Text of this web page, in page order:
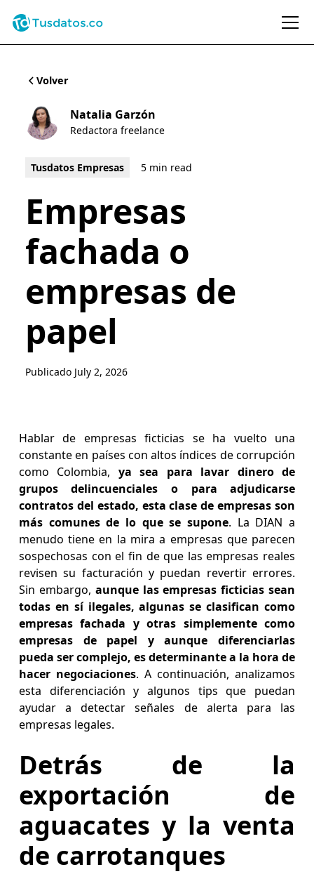
Volver
Natalia Garzón
Redactora freelance
Tusdatos Empresas 5 min read
Empresas
fachada o
empresas de
papel
Publicado July 2, 2026
Hablar de empresas ficticias se ha vuelto una
constante en países con altos índices de corrupción
como Colombia, ya sea para lavar dinero de
grupos delincuenciales o para adjudicarse
contratos del estado, esta clase de empresas son
más comunes de lo que se supone. La DIAN a
menudo tiene en la mira a empresas que parecen
sospechosas con el fin de que las empresas reales
revisen su facturación y puedan revertir errores.
Sin embargo, aunque las empresas ficticias sean
todas en sí ilegales, algunas se clasifican como
empresas fachada y otras simplemente como
empresas de papel y aunque diferenciarlas
pueda ser complejo, es determinante a la hora de
hacer negociaciones. A continuación, analizamos
esta diferenciación y algunos tips que puedan
ayudar a detectar señales de alerta para las
empresas legales.
Detrás de la
exportación de
aguacates y la venta
de carrotanques